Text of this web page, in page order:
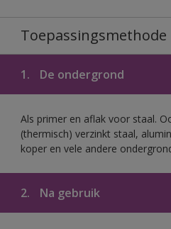
Toepassingsmethode
1. De ondergrond
Als primer en aflak voor staal.
(thermisch) verzinkt staal,
koper en vele andere
2. Na gebruik